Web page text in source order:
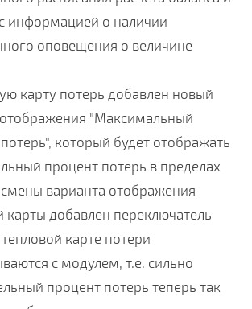
информацией о наличии
оповещения о величине
карту потерь добавлен новый
"Максимальный
который будет отображать
процент потерь в пределах
варианта отображения
карты добавлен переключатель
карте потери
с модулем, т.е. сильно
процент потерь теперь так